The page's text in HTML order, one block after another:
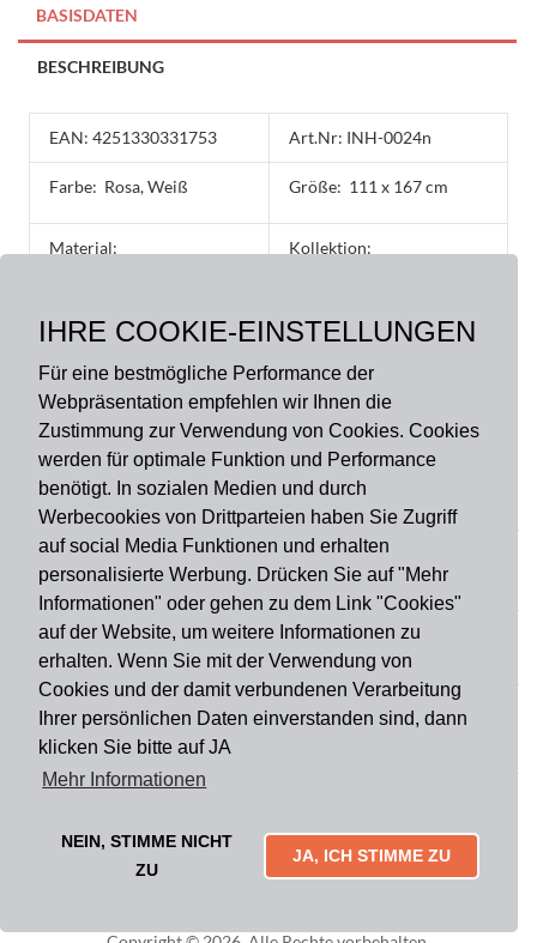
IHRE COOKIE-EINSTELLUNGEN
Für eine bestmögliche Performance der
Webpräsentation empfehlen wir Ihnen die
Zustimmung zur Verwendung von Cookies. Cookies
werden für optimale Funktion und Performance
benötigt. In sozialen Medien und durch
Werbecookies von Drittparteien haben Sie Zugriff
auf social Media Funktionen und erhalten
personalisierte Werbung. Drücken Sie auf "Mehr
Informationen" oder gehen zu dem Link "Cookies"
auf der Website, um weitere Informationen zu
erhalten. Wenn Sie mit der Verwendung von
Cookies und der damit verbundenen Verarbeitung
Ihrer persönlichen Daten einverstanden sind, dann
klicken Sie bitte auf JA
Mehr Informationen
NEIN, STIMME NICHT
ZU
JA, ICH STIMME ZU
quantity
BASISDATEN
BESCHREIBUNG
EAN: 4251330331753 Art.Nr: INH-0024n
Farbe: Rosa, Weiß Größe: 111 x 167 cm
Material:
Kollektion:
Produktart: Sarong
Zahlungsart
Versandart
Du findest uns auch auf
Informationen